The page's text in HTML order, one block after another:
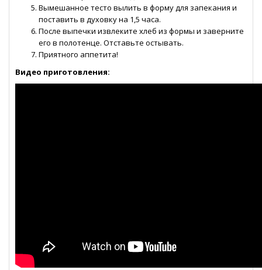
Вымешанное тесто вылить в форму для запекания и
поставить в духовку на 1,5 часа.
После выпечки извлеките хлеб из формы и заверните
его в полотенце. Отставьте остывать.
Приятного аппетита!
Видео приготовления: